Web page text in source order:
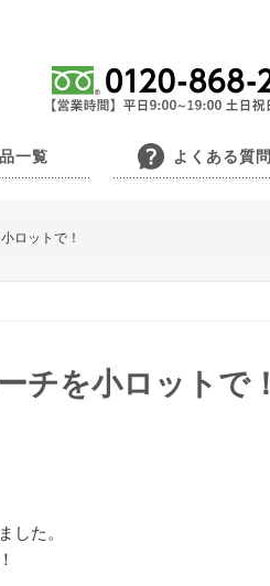
一覧 よくある質問
ロットで！
チを小ロットで！
した。